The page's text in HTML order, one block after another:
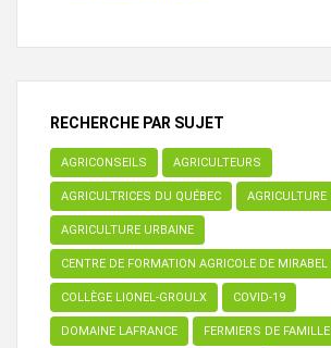
RECHERCHE PAR SUJET
AGRICONSEILS AGRICULTEURS
AGRICULTRICES DU QUÉBEC AGRICULTURE
AGRICULTURE URBAINE
CENTRE DE FORMATION AGRICOLE DE MIRABEL
COLLÈGE LIONEL-GROULX COVID-19
DOMAINE LAFRANCE FERMIERS DE FAMILLE